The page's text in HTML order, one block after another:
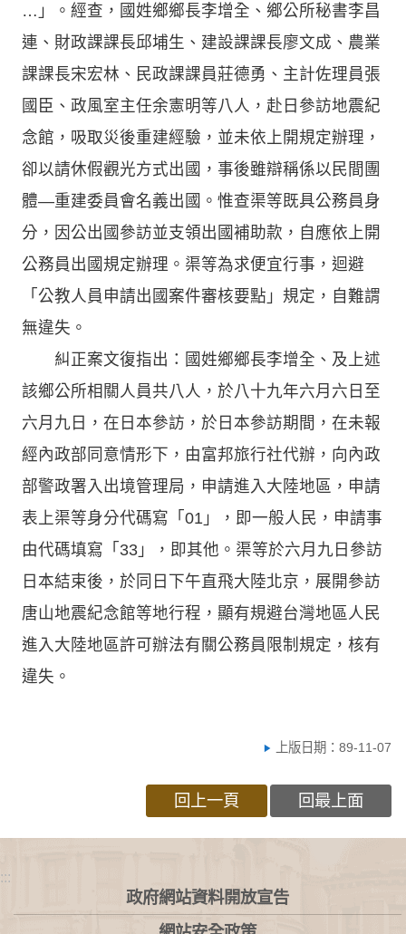
…」。經查，國姓鄉鄉長李增全、鄉公所秘書李昌
連、財政課課長邱埔生、建設課課長廖文成、農業
課課長宋宏林、民政課課員莊德勇、主計佐理員張
國臣、政風室主任余憲明等八人，赴日參訪地震紀
念館，吸取災後重建經驗，並未依上開規定辦理，
卻以請休假觀光方式出國，事後雖辯稱係以民間團
體—重建委員會名義出國。惟查渠等既具公務員身
分，因公出國參訪並支領出國補助款，自應依上開
公務員出國規定辦理。渠等為求便宜行事，迴避
「公教人員申請出國案件審核要點」規定，自難謂
無違失。
糾正案文復指出：國姓鄉鄉長李增全、及上述
該鄉公所相關人員共八人，於八十九年六月六日至
六月九日，在日本參訪，於日本參訪期間，在未報
經內政部同意情形下，由富邦旅行社代辦，向內政
部警政署入出境管理局，申請進入大陸地區，申請
表上渠等身分代碼寫「01」，即一般人民，申請事
由代碼填寫「33」，即其他。渠等於六月九日參訪
日本結束後，於同日下午直飛大陸北京，展開參訪
唐山地震紀念館等地行程，顯有規避台灣地區人民
進入大陸地區許可辦法有關公務員限制規定，核有
違失。
上版日期：89-11-07
回上一頁 回最上面
:::
政府網站資料開放宣告